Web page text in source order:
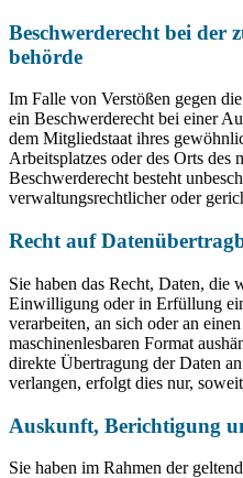
Beschwerde­recht bei der
behörde
Im Falle von Verstößen gegen
ein Beschwerderecht bei einer
dem Mitgliedstaat ihres
Arbeitsplatzes oder des Orts des
Beschwerderecht besteht
verwaltungsrechtlicher oder
Recht auf
Sie haben das Recht, Daten, die
Einwilligung oder in Erfüllung
verarbeiten, an sich oder an
maschinenlesbaren Format
direkte Übertragung der Daten
verlangen, erfolgt dies nur,
Auskunft, Berichtigung
Sie haben im Rahmen der